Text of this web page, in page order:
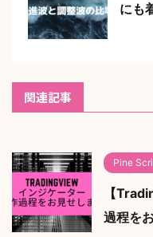
にも
関連記事
Pine
【
過程を